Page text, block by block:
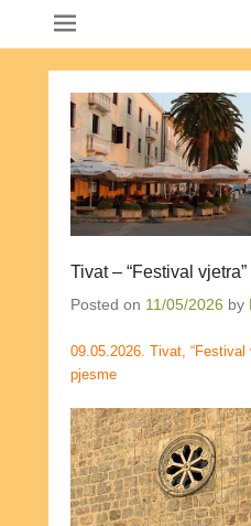
Tivat – “Festival vjetra”
Posted on 11/05/2026 by
09.05.2026. Tivat, “Festival
pjesme